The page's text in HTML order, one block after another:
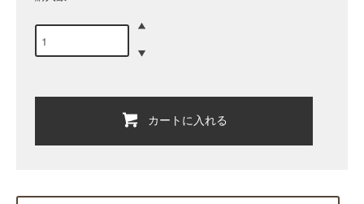
カートに入れる